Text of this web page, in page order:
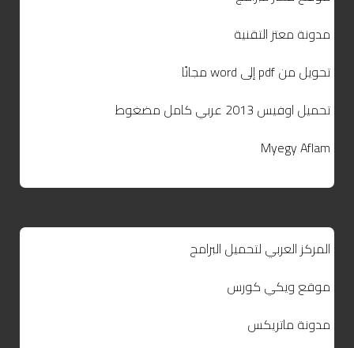
مدونة معتز التقنية
تحويل من pdf إلى word مجانًا
تحميل اوفيس 2013 عربي كامل مضغوط
Myegy Aflam
المركز العربي لتحميل البرامج
موقع ويكي كورس
مدونة ماتريكس